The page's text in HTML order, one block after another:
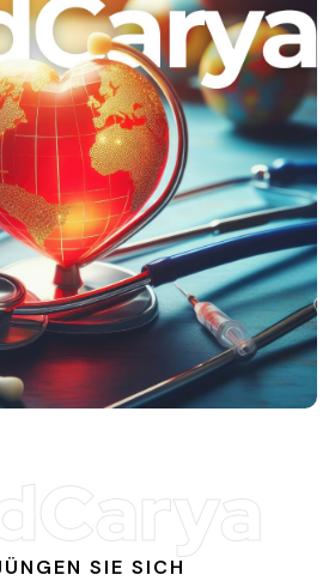
SIE SICH